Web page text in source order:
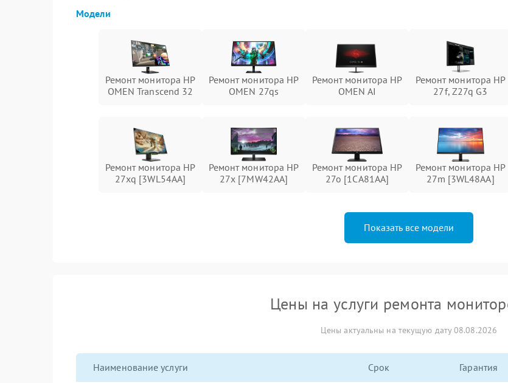
Модели
Ремонт монитора HP
OMEN Transcend 32
Ремонт монитора HP
OMEN 27qs
Ремонт монитора HP
OMEN AI
Ремонт монитора HP
27f, Z27q G3
Ремонт монитора HP
27xq [3WL54AA]
Ремонт монитора HP
27x [7MW42AA]
Ремонт монитора HP
27o [1CA81AA]
Ремонт монитора HP
27m [3WL48AA]
Показать все модели
Цены на услуги ремонта
Цены актуальны на текущую дату 08.08.2026
Наименование услуги Срок Гарантия